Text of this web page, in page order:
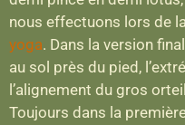
nous effectuons lors de
yoga. Dans la version
au sol près du pied,
l’alignement du gros
Toujours dans la